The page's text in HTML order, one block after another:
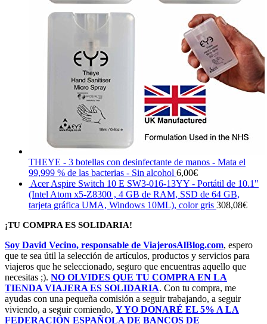
THEYE - 3 botellas con desinfectante de manos - Mata el
99,999 % de las bacterias - Sin alcohol 6,00€
Acer Aspire Switch 10 E SW3-016-13YY - Portátil de 10.1"
(Intel Atom x5-Z8300 , 4 GB de RAM, SSD de 64 GB,
tarjeta gráfica UMA, Windows 10ML), color gris 308,08€
¡TU COMPRA ES SOLIDARIA!
Soy David Vecino, responsable de ViajerosAlBlog.com, espero
que te sea útil la selección de artículos, productos y servicios para
viajeros que he seleccionado, seguro que encuentras aquello que
necesitas ;). NO OLVIDES QUE TU COMPRA EN LA
TIENDA VIAJERA ES SOLIDARIA. Con tu compra, me
ayudas con una pequeña comisión a seguir trabajando, a seguir
viviendo, a seguir comiendo, Y YO DONARÉ EL 5% A LA
FEDERACIÓN ESPAÑOLA DE BANCOS DE